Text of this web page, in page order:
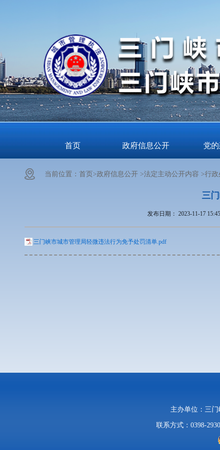
首页 政府信息公开 党
当前位置： 首页>政府信息公开 >法定主动公开内容 >行政
三
发布日期： 2023-11-17 15:45
三门峡市城市管理局轻微违法行为免予处罚清单.pdf
主办单位：三
联系方式：0398-